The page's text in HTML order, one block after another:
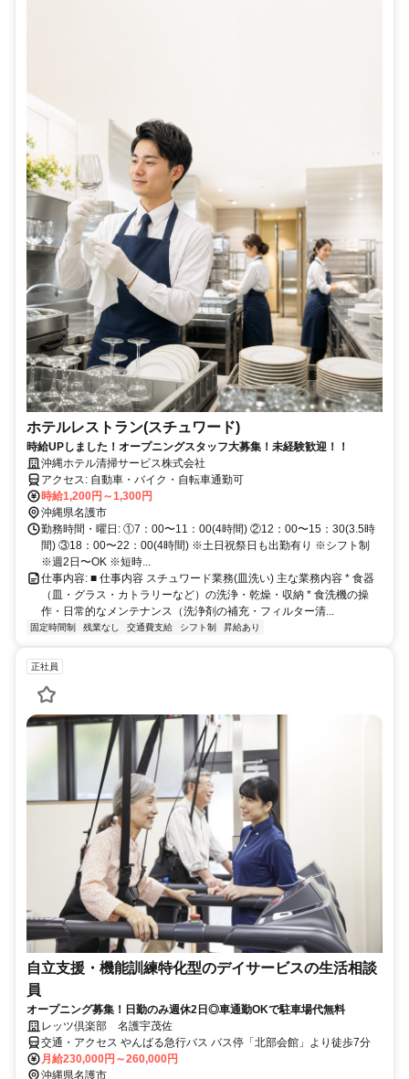
ホテルレストラン(スチュワード)
時給UPしました！オープニングスタッフ大募集！未経験歓迎！！
沖縄ホテル清掃サービス株式会社
アクセス: 自動車・バイク・自転車通勤可
時給1,200円～1,300円
沖縄県名護市
勤務時間・曜日: ①7：00〜11：00(4時間) ②12：00〜15：30(3.5時
間) ③18：00〜22：00(4時間) ※土日祝祭日も出勤有り ※シフト制
※週2日〜OK ※短時...
仕事内容: ■ 仕事内容 スチュワード業務(皿洗い) 主な業務内容 * 食器
（皿・グラス・カトラリーなど）の洗浄・乾燥・収納 * 食洗機の操
作・日常的なメンテナンス（洗浄剤の補充・フィルター清...
固定時間制 残業なし 交通費支給 シフト制 昇給あり
正社員
自立支援・機能訓練特化型のデイサービスの生活相談
員
オープニング募集！日勤のみ週休2日◎車通勤OKで駐車場代無料
レッツ倶楽部 名護宇茂佐
交通・アクセス やんばる急行バス バス停「北部会館」より徒歩7分
月給230,000円～260,000円
沖縄県名護市